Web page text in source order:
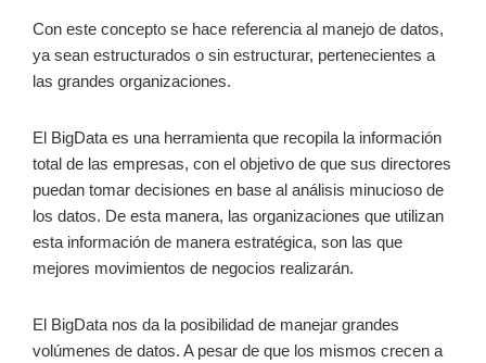
Con este concepto se hace referencia al manejo de datos,
ya sean estructurados o sin estructurar, pertenecientes a
las grandes organizaciones.
El BigData es una herramienta que recopila la información
total de las empresas, con el objetivo de que sus directores
puedan tomar decisiones en base al análisis minucioso de
los datos. De esta manera, las organizaciones que utilizan
esta información de manera estratégica, son las que
mejores movimientos de negocios realizarán.
El BigData nos da la posibilidad de manejar grandes
volúmenes de datos. A pesar de que los mismos crecen a